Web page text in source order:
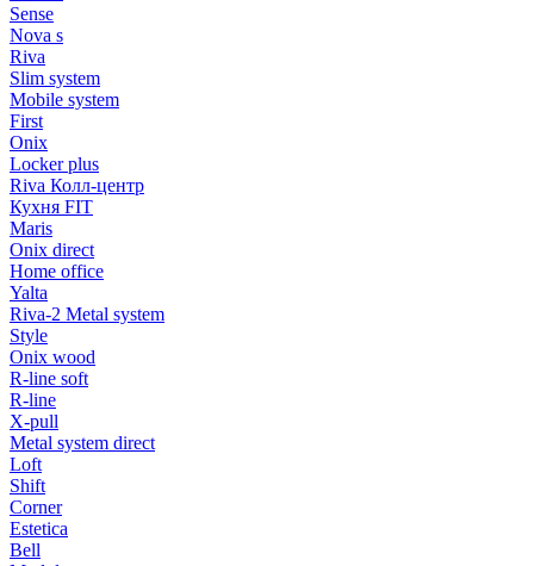
Sense
Nova s
Riva
Slim system
Mobile system
First
Onix
Locker plus
Riva Колл-центр
Кухня FIT
Maris
Onix direct
Home office
Yalta
Riva-2 Metal system
Style
Onix wood
R-line soft
R-line
X-pull
Metal system direct
Loft
Shift
Corner
Estetica
Bell